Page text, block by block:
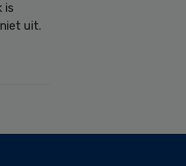
is
uit.